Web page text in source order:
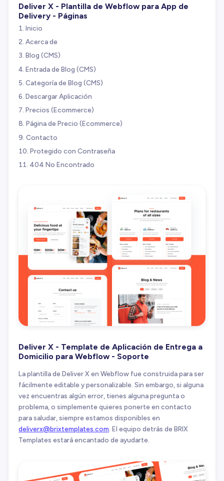
Deliver X - Plantilla de Webflow para App de
Delivery - Páginas
Inicio
Acerca de
Blog (CMS)
Entrada de Blog (CMS)
Categoría de Blog (CMS)
Descargar Aplicación
Precios (Ecommerce)
Página de Precio (Ecommerce)
Contacto
Protegido con Contraseña
404 No Encontrado
Deliver X - Template de Aplicación de Entrega a
Domicilio para Webflow - Soporte
La plantilla de Deliver X en Webflow fue construida para ser
fácilmente editable y personalizable. Sin embargo, si alguna
vez encuentras algún error, tienes alguna pregunta o
problema, o simplemente quieres ponerte en contacto
para saludar, siempre estamos disponibles en
deliverx@brixtemplates.com . El equipo detrás de BRIX
Templates estará encantado de ayudarte.